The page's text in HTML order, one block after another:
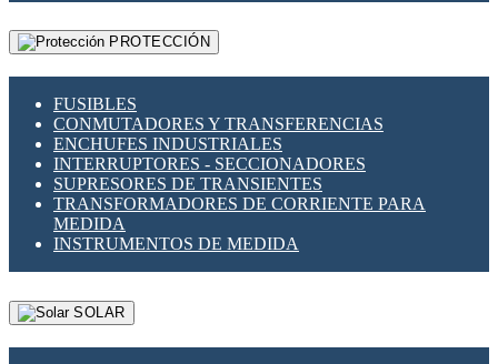
PROTECCIÓN
FUSIBLES
CONMUTADORES Y TRANSFERENCIAS
ENCHUFES INDUSTRIALES
INTERRUPTORES - SECCIONADORES
SUPRESORES DE TRANSIENTES
TRANSFORMADORES DE CORRIENTE PARA
MEDIDA
INSTRUMENTOS DE MEDIDA
SOLAR